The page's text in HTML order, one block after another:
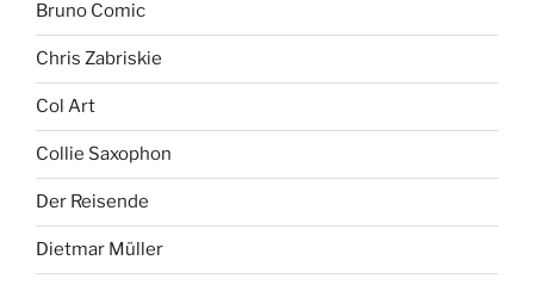
Bruno Comic
Chris Zabriskie
Col Art
Collie Saxophon
Der Reisende
Dietmar Müller